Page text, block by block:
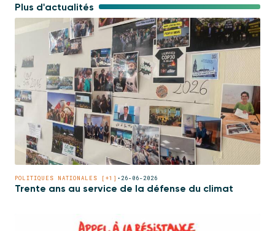
Plus d'actualités
POLITIQUES NATIONALES [+1] • 26-06-2026
Trente ans au service de la défense du climat